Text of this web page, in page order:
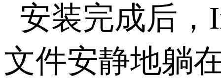
安装完成后，
文件安静地躺